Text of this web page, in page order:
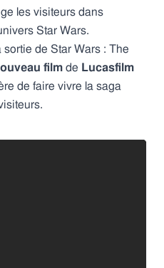
les visiteurs dans
Star Wars.
sortie de Star Wars : The
film de Lucasfilm
de faire vivre la saga